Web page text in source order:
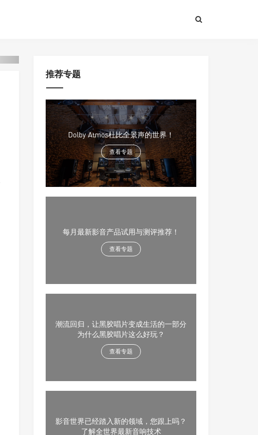
推荐专题
Dolby Atmos杜比全景声的世界！
查看专题
每月最新影音产品试用与测评推荐！
查看专题
潮流回归，让黑胶唱片变成生活的一部分
为什么黑胶唱片这么好玩？
查看专题
影音世界已经踏入新的领域，您跟上吗？
了解全世界最新音响技术